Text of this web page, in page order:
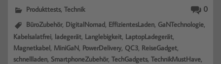
0
Produkttests,Technik
BüroZubehör, DigitalNomad EffizientesLaden GaNTechnologie
Kabelsalatfrei ladegerät Langlebigkeit LaptopLadegerät
Magnetkabel MiniGaN PowerDelivery, QC3 ReiseGadget
schnellladen SmartphoneZubehör,TechGadgets,TechnikMustHave